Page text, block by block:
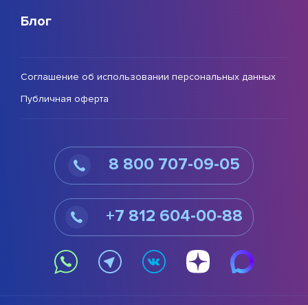
Блог
Соглашение об использовании персональных данных
Публичная оферта
8 800 707-09-05
+7 812 604-00-88